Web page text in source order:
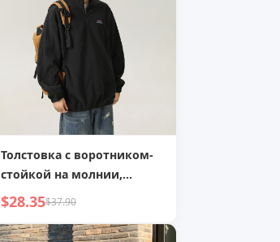
Толстовка с воротником-
стойкой на молнии,
мужская утепленная
толстовка в осенне-
зимнем стиле
$28.35$37.90